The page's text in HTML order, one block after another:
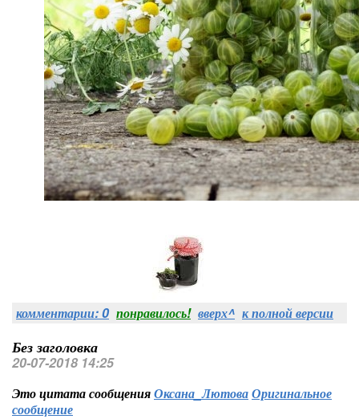
комментарии: 0 понравилось! вверх^ к полной версии
Без заголовка
20-07-2018 14:25
Это цитата сообщенияОксана_ЛютоваОригинальное
сообщение